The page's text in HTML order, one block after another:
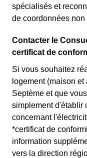
spécialisés et
de coordonnées
Contacter le
certificat de
Si vous souhaitez
logement (maison
Septème et que
simplement d'établir
concernant
*certificat de
information
vers la direction